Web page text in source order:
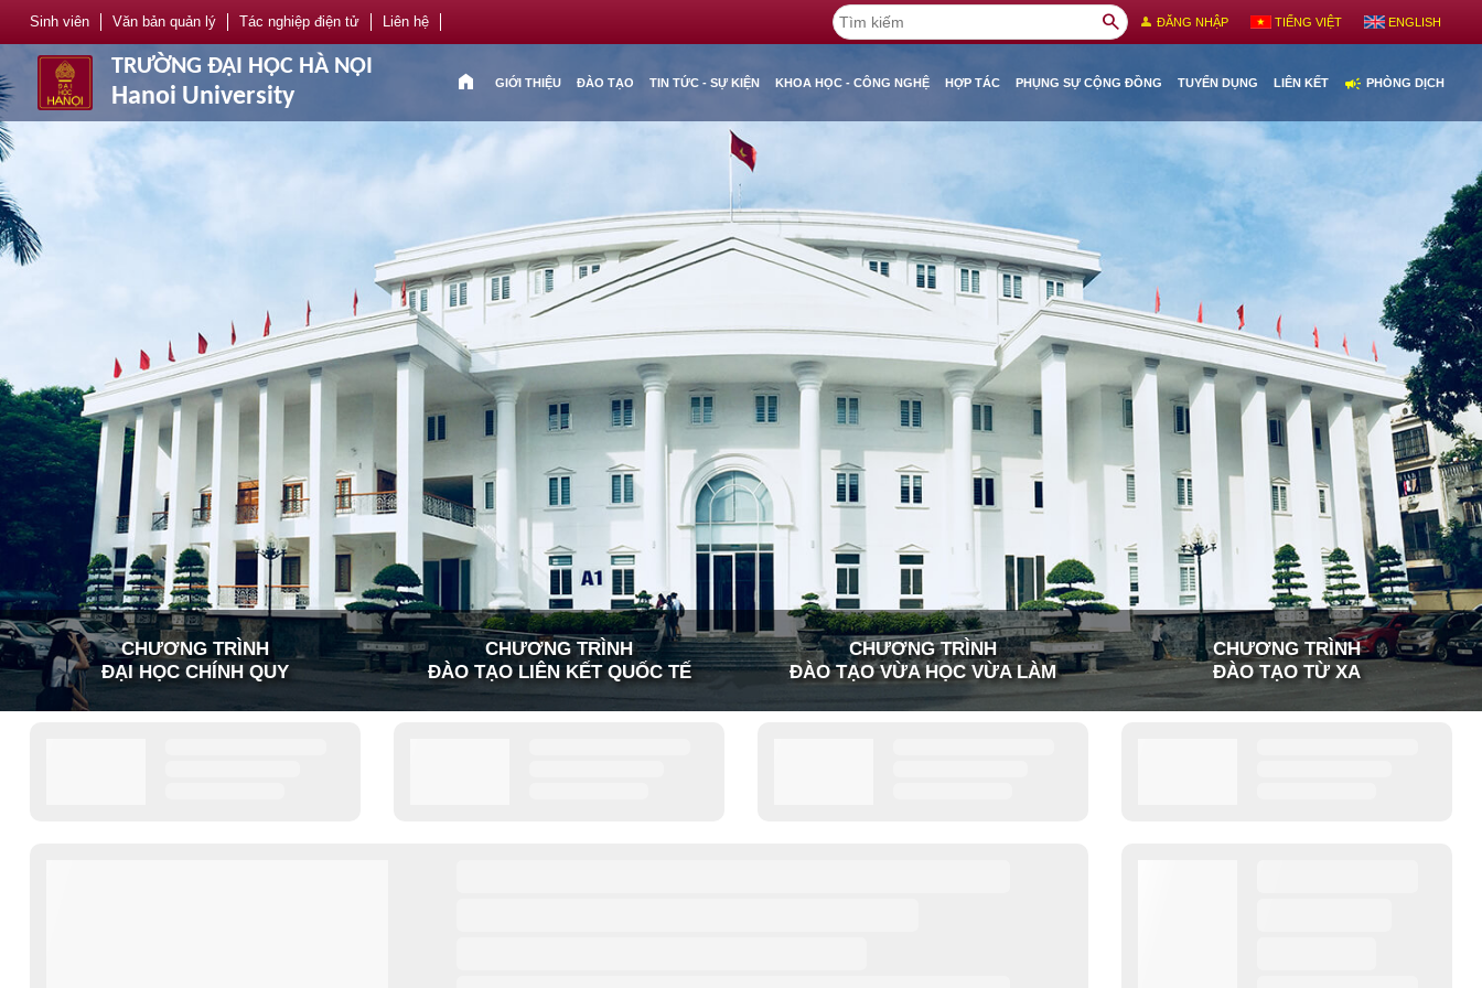
Sinh viên Văn bản quản lý Tác nghiệp điện tử Liên hệ search person ĐĂNG NHẬP TIẾNG VIỆT ENGLISH
TRƯỜNG ĐẠI HỌC HÀ NỘI
Hanoi University
home GIỚI THIỆU ĐÀO TẠO TIN TỨC - SỰ KIỆN KHOA HỌC - CÔNG NGHỆ HỢP TÁC PHỤNG SỰ CỘNG ĐỒNG TUYỂN DỤNG LIÊN KẾT campaign PHÒNG DỊCH
CHƯƠNG TRÌNH
ĐẠI HỌC CHÍNH QUY
CHƯƠNG TRÌNH
ĐÀO TẠO LIÊN KẾT QUỐC TẾ
CHƯƠNG TRÌNH
ĐÀO TẠO VỪA HỌC VỪA LÀM
CHƯƠNG TRÌNH
ĐÀO TẠO TỪ XA